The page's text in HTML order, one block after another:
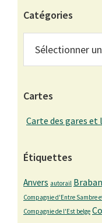
Catégories
Cartes
Carte des gares et
Étiquettes
Anvers autorail
Compagnie d'Entre Sambre
Compagnie de l'Est belge